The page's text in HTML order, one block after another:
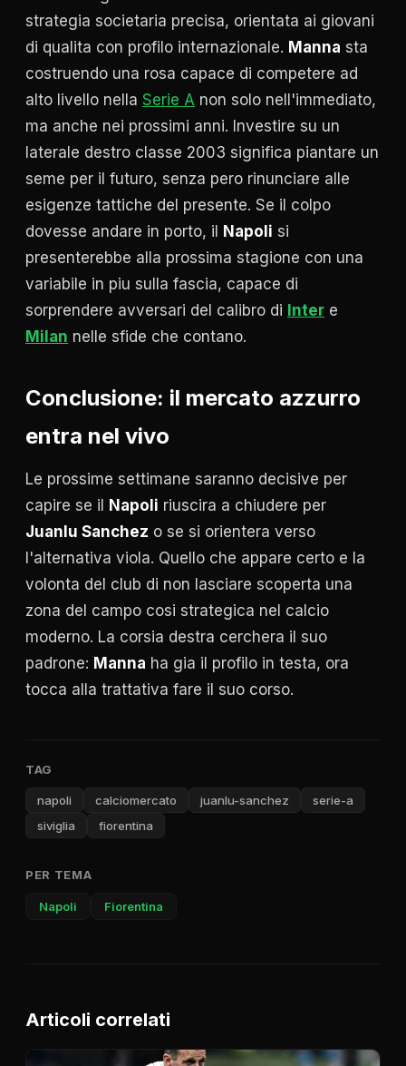
strategia societaria precisa, orientata ai giovani
di qualita con profilo internazionale. Manna sta
costruendo una rosa capace di competere ad
alto livello nella Serie A non solo nell'immediato,
ma anche nei prossimi anni. Investire su un
laterale destro classe 2003 significa piantare un
seme per il futuro, senza pero rinunciare alle
esigenze tattiche del presente. Se il colpo
dovesse andare in porto, il
Napoli si
presenterebbe alla prossima stagione con una
variabile in piu sulla fascia, capace di
sorprendere avversari del calibro di Inter e
Milan nelle sfide che contano.
Conclusione: il mercato azzurro
entra nel vivo
Le prossime settimane saranno decisive per
capire se il
Napoli riuscira a chiudere per
Juanlu Sanchez o se si orientera verso
l'alternativa viola. Quello che appare certo e la
volonta del club di non lasciare scoperta una
zona del campo cosi strategica nel calcio
moderno. La corsia destra cerchera il suo
padrone: Manna ha gia il profilo in testa, ora
tocca alla trattativa fare il suo corso.
TAG
napoli calciomercato juanlu-sanchez
serie-a
siviglia
fiorentina
PER TEMA
Napoli Fiorentina
Articoli correlati